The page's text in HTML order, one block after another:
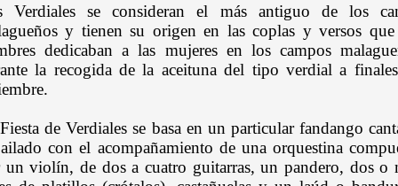
Verdiales se consideran el más antiguo de los
y tienen su origen en las coplas y versos
dedicaban a las mujeres en los campos
la recogida de la aceituna del tipo verdial a
de Verdiales se basa en un particular fandango
con el acompañamiento de una orquestina
un violín, de dos a cuatro guitarras, un pandero, dos o